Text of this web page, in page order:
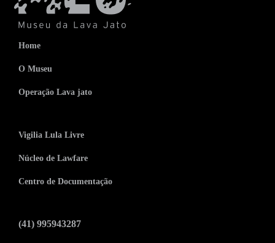
Home
O Museu
Operação Lava jato
Vigilia Lula Livre
Núcleo de Lawfare
Centro de Documentação
(41) 995943287